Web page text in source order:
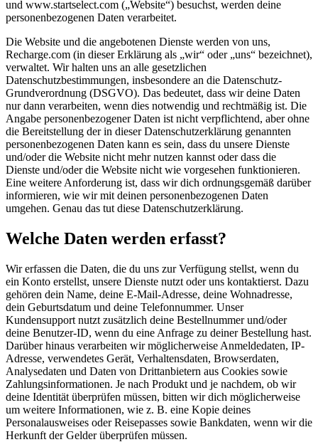
und www.startselect.com („Website“) besuchst, werden deine
personenbezogenen Daten verarbeitet.
Die Website und die angebotenen Dienste werden von uns,
Recharge.com (in dieser Erklärung als „wir“ oder „uns“ bezeichnet),
verwaltet. Wir halten uns an alle gesetzlichen
Datenschutzbestimmungen, insbesondere an die Datenschutz-
Grundverordnung (DSGVO). Das bedeutet, dass wir deine Daten
nur dann verarbeiten, wenn dies notwendig und rechtmäßig ist. Die
Angabe personenbezogener Daten ist nicht verpflichtend, aber ohne
die Bereitstellung der in dieser Datenschutzerklärung genannten
personenbezogenen Daten kann es sein, dass du unsere Dienste
und/oder die Website nicht mehr nutzen kannst oder dass die
Dienste und/oder die Website nicht wie vorgesehen funktionieren.
Eine weitere Anforderung ist, dass wir dich ordnungsgemäß darüber
informieren, wie wir mit deinen personenbezogenen Daten
umgehen. Genau das tut diese Datenschutzerklärung.
Welche Daten werden erfasst?
Wir erfassen die Daten, die du uns zur Verfügung stellst, wenn du
ein Konto erstellst, unsere Dienste nutzt oder uns kontaktierst. Dazu
gehören dein Name, deine E-Mail-Adresse, deine Wohnadresse,
dein Geburtsdatum und deine Telefonnummer. Unser
Kundensupport nutzt zusätzlich deine Bestellnummer und/oder
deine Benutzer-ID, wenn du eine Anfrage zu deiner Bestellung hast.
Darüber hinaus verarbeiten wir möglicherweise Anmeldedaten, IP-
Adresse, verwendetes Gerät, Verhaltensdaten, Browserdaten,
Analysedaten und Daten von Drittanbietern aus Cookies sowie
Zahlungsinformationen. Je nach Produkt und je nachdem, ob wir
deine Identität überprüfen müssen, bitten wir dich möglicherweise
um weitere Informationen, wie z. B. eine Kopie deines
Personalausweises oder Reisepasses sowie Bankdaten, wenn wir die
Herkunft der Gelder überprüfen müssen.